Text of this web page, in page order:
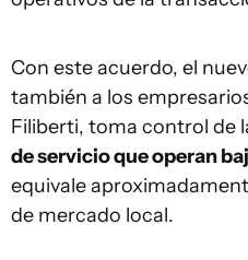
Con este acuerdo, el
también a los
Filiberti, toma control de
de servicio que operan
equivale
de mercado local.